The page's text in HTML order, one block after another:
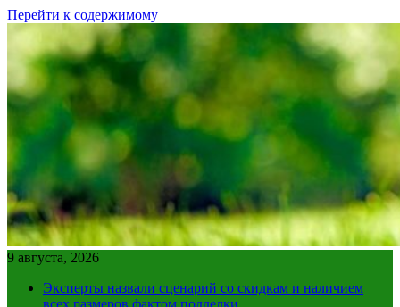
Перейти к содержимому
9 августа, 2026
Эксперты назвали сценарий со скидкам и наличием
всех размеров фактом подделки